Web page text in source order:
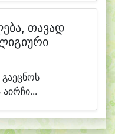
თავად